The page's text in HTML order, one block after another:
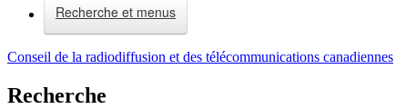
Recherche et menus
Conseil de la radiodiffusion et des télécommunications canadiennes
Recherche